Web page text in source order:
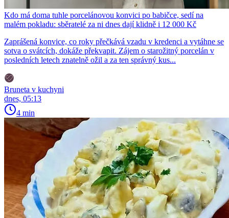
Kdo má doma tuhle porcelánovou konvici po babičce, sedí na
malém pokladu: sběratelé za ni dnes dají klidně i 12 000 Kč
Zaprášená konvice, co roky přečkává vzadu v kredenci a vytáhne se
sotva o svátcích, dokáže překvapit. Zájem o starožitný porcelán v
posledních letech znatelně ožil a za ten správný kus...
Bruneta v kuchyni
dnes, 05:13
4 min